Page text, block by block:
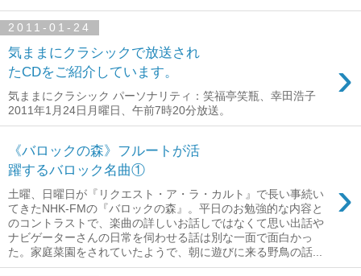
2011-01-24
気ままにクラシックで放送され
たCDをご紹介しています。
›
気ままにクラシック パーソナリティ：笑福亭笑瓶、幸田浩子
2011年1月24日月曜日、午前7時20分放送。
《バロックの森》フルートが活
躍するバロック名曲①
›
土曜、日曜日が『リクエスト・ア・ラ・カルト』で長い事続い
てきたNHK-FMの『バロックの森』。平日のお勉強的な内容と
のコントラストで、楽曲の詳しいお話しではなくて思い出話や
ナビゲーターさんの日常を伺わせる話は別な一面で面白かっ
た。家庭菜園をされていたようで、朝に遊びに来る野鳥の話...